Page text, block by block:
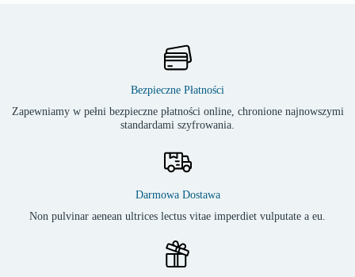
Bezpieczne Płatności
Zapewniamy w pełni bezpieczne płatności online, chronione najnowszymi
standardami szyfrowania.
Darmowa Dostawa
Non pulvinar aenean ultrices lectus vitae imperdiet vulputate a eu.